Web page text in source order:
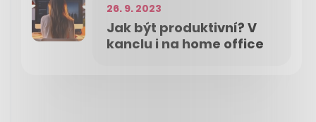
26. 9. 2023
Jak být produktivní? V
kanclu i na home office